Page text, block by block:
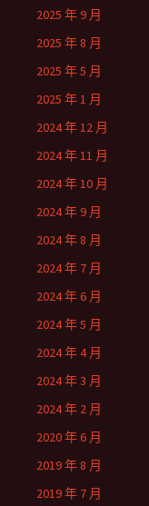
2025 年 9 月
2025 年 8 月
2025 年 5 月
2025 年 1 月
2024 年 12 月
2024 年 11 月
2024 年 10 月
2024 年 9 月
2024 年 8 月
2024 年 7 月
2024 年 6 月
2024 年 5 月
2024 年 4 月
2024 年 3 月
2024 年 2 月
2020 年 6 月
2019 年 8 月
2019 年 7 月